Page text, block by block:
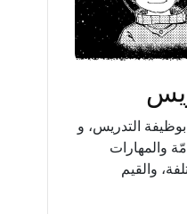
التدريس، و
والمهارات
والقيم